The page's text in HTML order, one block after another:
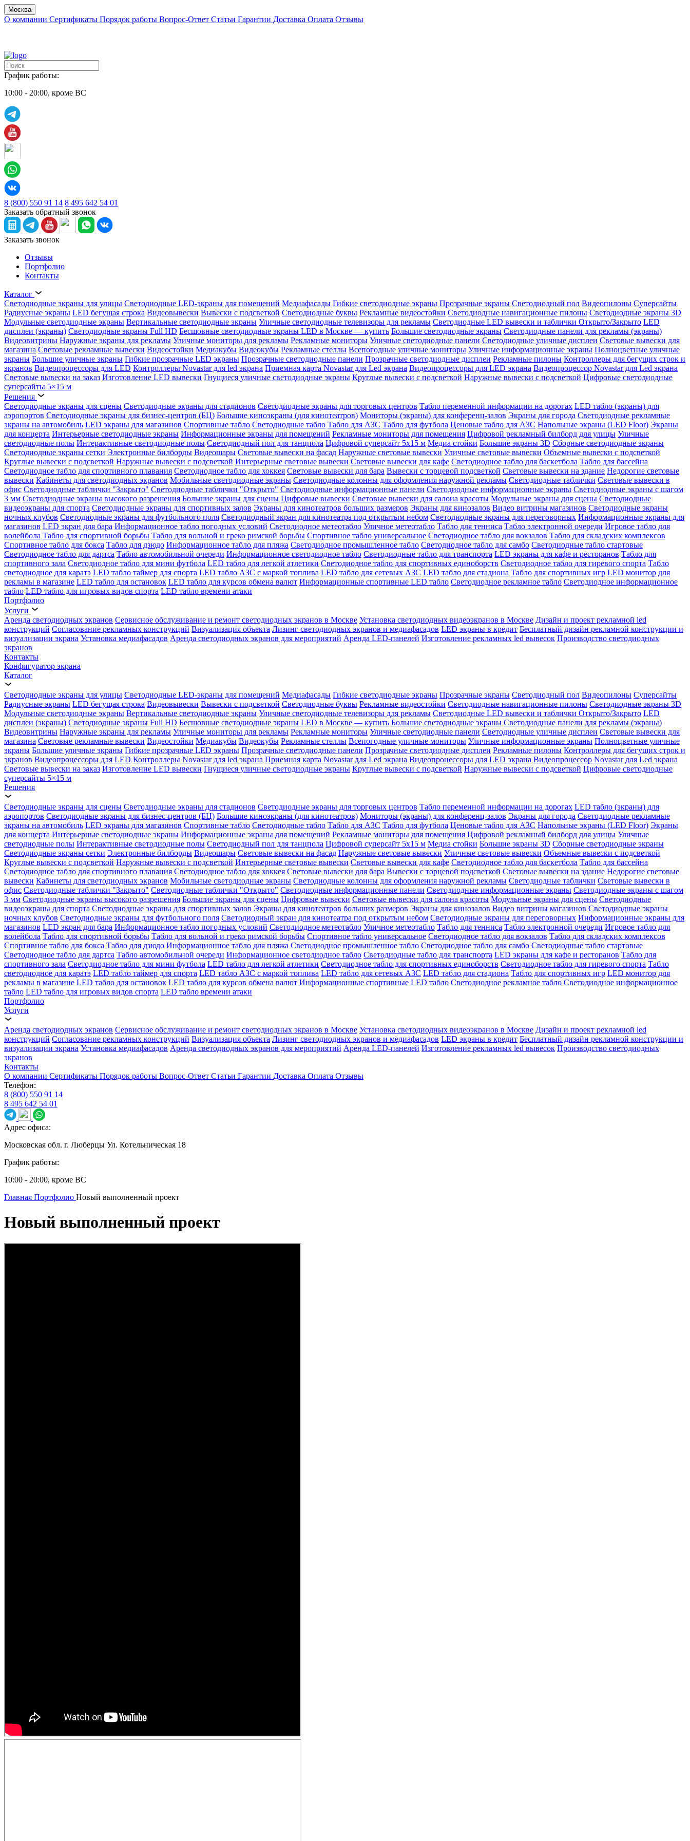
Москва
О компании Сертификаты Порядок работы Вопрос-Ответ Статьи Гарантии Доставка Оплата Отзывы
График работы:
10:00 - 20:00, кроме ВС
8 (800) 550 91 14 8 495 642 54 01
Заказать обратный звонок
Заказать звонок
Отзывы
Портфолио
Контакты
Каталог
Светодиодные экраны для улицы Светодиодные LED-экраны для помещений Медиафасады Гибкие светодиодные экраны Прозрачные экраны Светодиодный пол Видеопилоны Суперсайты
Радиусные экраны LED бегущая строка Видеовывески Вывески с подсветкой Светодиодные буквы Рекламные видеостойки Светодиодные навигационные пилоны Светодиодные экраны 3D
Модульные светодиодные экраны Вертикальные светодиодные экраны Уличные светодиодные телевизоры для рекламы Светодиодные LED вывески и таблички Открыто/Закрыто LED
дисплеи (экраны) Светодиодные экраны Full HD Бесшовные светодиодные экраны LED в Москве — купить Большие светодиодные экраны Светодиодные панели для рекламы (экраны)
Видеовитрины Наружные экраны для рекламы Уличные мониторы для рекламы Рекламные мониторы Уличные светодиодные панели Светодиодные уличные дисплеи Световые вывески для
магазина Световые рекламные вывески Видеостойки Медиакубы Видеокубы Рекламные стеллы Всепогодные уличные мониторы Уличные информационные экраны Полноцветные уличные
экраны Большие уличные экраны Гибкие прозрачные LED экраны Прозрачные светодиодные панели Прозрачные светодиодные дисплеи Рекламные пилоны Контроллеры для бегущих строк и
экранов Видеопроцессоры для LED Контроллеры Novastar для led экрана Приемная карта Novastar для Led экрана Видеопроцессоры для LED экрана Видеопроцессор Novastar для Led экрана
Световые вывески на заказ Изготовление LED вывески Гнущиеся уличные светодиодные экраны Круглые вывески с подсветкой Наружные вывески с подсветкой Цифровые светодиодные
суперсайты 5×15 м
Решения
Светодиодные экраны для сцены Светодиодные экраны для стадионов Светодиодные экраны для торговых центров Табло переменной информации на дорогах LED табло (экраны) для
аэропортов Светодиодные экраны для бизнес-центров (БЦ) Большие киноэкраны (для кинотеатров) Мониторы (экраны) для конференц-залов Экраны для города Светодиодные рекламные
экраны на автомобиль LED экраны для магазинов Спортивные табло Светодиодные табло Табло для АЗС Табло для футбола Ценовые табло для АЗС Напольные экраны (LED Floor) Экраны
для концерта Интерьерные светодиодные экраны Информационные экраны для помещений Рекламные мониторы для помещения Цифровой рекламный билборд для улицы Уличные
светодиодные полы Интерактивные светодиодные полы Светодиодный пол для танцпола Цифровой суперсайт 5х15 м Медиа стойки Большие экраны 3D Сборные светодиодные экраны
Светодиодные экраны сетки Электронные билборды Видеошары Световые вывески на фасад Наружные световые вывески Уличные световые вывески Объемные вывески с подсветкой
Круглые вывески с подсветкой Наружные вывески с подсветкой Интерьерные световые вывески Световые вывески для кафе Светодиодное табло для баскетбола Табло для бассейна
Светодиодное табло для спортивного плавания Светодиодное табло для хоккея Световые вывески для бара Вывески с торцевой подсветкой Световые вывески на здание Недорогие световые
вывески Кабинеты для светодиодных экранов Мобильные светодиодные экраны Светодиодные колонны для оформления наружной рекламы Светодиодные таблички Световые вывески в
офис Светодиодные таблички "Закрыто" Светодиодные таблички "Открыто" Светодиодные информационные панели Светодиодные информационные экраны Светодиодные экраны с шагом
3 мм Светодиодные экраны высокого разрешения Большие экраны для сцены Цифровые вывески Световые вывески для салона красоты Модульные экраны для сцены Светодиодные
видеоэкраны для спорта Светодиодные экраны для спортивных залов Экраны для кинотеатров больших размеров Экраны для кинозалов Видео витрины магазинов Светодиодные экраны
ночных клубов Светодиодные экраны для футбольного поля Светодиодный экран для кинотеатра под открытым небом Светодиодные экраны для переговорных Информационные экраны для
магазинов LED экран для бара Информационное табло погодных условий Светодиодное метеотабло Уличное метеотабло Табло для тенниса Табло электронной очереди Игровое табло для
волейбола Табло для спортивной борьбы Табло для вольной и греко римской борьбы Спортивное табло универсальное Светодиодное табло для вокзалов Табло для складских комплексов
Спортивное табло для бокса Табло для дзюдо Информационное табло для пляжа Светодиодное промышленное табло Светодиодное табло для самбо Светодиодные табло стартовые
Светодиодное табло для дартса Табло автомобильной очереди Информационное светодиодное табло Светодиодные табло для транспорта LED экраны для кафе и ресторанов Табло для
спортивного зала Светодиодное табло для мини футбола LED табло для легкой атлетики Светодиодное табло для спортивных единоборств Светодиодное табло для гиревого спорта Табло
светодиодное для каратэ LED табло таймер для спорта LED табло АЗС с маркой топлива LED табло для сетевых АЗС LED табло для стадиона Табло для спортивных игр LED монитор для
рекламы в магазине LED табло для остановок LED табло для курсов обмена валют Информационные спортивные LED табло Светодиодное рекламное табло Светодиодное информационное
табло LED табло для игровых видов спорта LED табло времени атаки
Портфолио
Услуги
Аренда светодиодных экранов Сервисное обслуживание и ремонт светодиодных экранов в Москве Установка светодиодных видеоэкранов в Москве Дизайн и проект рекламной led
конструкций Согласование рекламных конструкций Визуализация объекта Лизинг светодиодных экранов и медиафасадов LED экраны в кредит Бесплатный дизайн рекламной конструкции и
визуализации экрана Установка медиафасадов Аренда светодиодных экранов для мероприятий Аренда LED-панелей Изготовление рекламных led вывесок Производство светодиодных
экранов
Контакты
Конфигуратор экрана
Каталог
Светодиодные экраны для улицы Светодиодные LED-экраны для помещений Медиафасады Гибкие светодиодные экраны Прозрачные экраны Светодиодный пол Видеопилоны Суперсайты
Радиусные экраны LED бегущая строка Видеовывески Вывески с подсветкой Светодиодные буквы Рекламные видеостойки Светодиодные навигационные пилоны Светодиодные экраны 3D
Модульные светодиодные экраны Вертикальные светодиодные экраны Уличные светодиодные телевизоры для рекламы Светодиодные LED вывески и таблички Открыто/Закрыто LED
дисплеи (экраны) Светодиодные экраны Full HD Бесшовные светодиодные экраны LED в Москве — купить Большие светодиодные экраны Светодиодные панели для рекламы (экраны)
Видеовитрины Наружные экраны для рекламы Уличные мониторы для рекламы Рекламные мониторы Уличные светодиодные панели Светодиодные уличные дисплеи Световые вывески для
магазина Световые рекламные вывески Видеостойки Медиакубы Видеокубы Рекламные стеллы Всепогодные уличные мониторы Уличные информационные экраны Полноцветные уличные
экраны Большие уличные экраны Гибкие прозрачные LED экраны Прозрачные светодиодные панели Прозрачные светодиодные дисплеи Рекламные пилоны Контроллеры для бегущих строк и
экранов Видеопроцессоры для LED Контроллеры Novastar для led экрана Приемная карта Novastar для Led экрана Видеопроцессоры для LED экрана Видеопроцессор Novastar для Led экрана
Световые вывески на заказ Изготовление LED вывески Гнущиеся уличные светодиодные экраны Круглые вывески с подсветкой Наружные вывески с подсветкой Цифровые светодиодные
суперсайты 5×15 м
Решения
Светодиодные экраны для сцены Светодиодные экраны для стадионов Светодиодные экраны для торговых центров Табло переменной информации на дорогах LED табло (экраны) для
аэропортов Светодиодные экраны для бизнес-центров (БЦ) Большие киноэкраны (для кинотеатров) Мониторы (экраны) для конференц-залов Экраны для города Светодиодные рекламные
экраны на автомобиль LED экраны для магазинов Спортивные табло Светодиодные табло Табло для АЗС Табло для футбола Ценовые табло для АЗС Напольные экраны (LED Floor) Экраны
для концерта Интерьерные светодиодные экраны Информационные экраны для помещений Рекламные мониторы для помещения Цифровой рекламный билборд для улицы Уличные
светодиодные полы Интерактивные светодиодные полы Светодиодный пол для танцпола Цифровой суперсайт 5х15 м Медиа стойки Большие экраны 3D Сборные светодиодные экраны
Светодиодные экраны сетки Электронные билборды Видеошары Световые вывески на фасад Наружные световые вывески Уличные световые вывески Объемные вывески с подсветкой
Круглые вывески с подсветкой Наружные вывески с подсветкой Интерьерные световые вывески Световые вывески для кафе Светодиодное табло для баскетбола Табло для бассейна
Светодиодное табло для спортивного плавания Светодиодное табло для хоккея Световые вывески для бара Вывески с торцевой подсветкой Световые вывески на здание Недорогие световые
вывески Кабинеты для светодиодных экранов Мобильные светодиодные экраны Светодиодные колонны для оформления наружной рекламы Светодиодные таблички Световые вывески в
офис Светодиодные таблички "Закрыто" Светодиодные таблички "Открыто" Светодиодные информационные панели Светодиодные информационные экраны Светодиодные экраны с шагом
3 мм Светодиодные экраны высокого разрешения Большие экраны для сцены Цифровые вывески Световые вывески для салона красоты Модульные экраны для сцены Светодиодные
видеоэкраны для спорта Светодиодные экраны для спортивных залов Экраны для кинотеатров больших размеров Экраны для кинозалов Видео витрины магазинов Светодиодные экраны
ночных клубов Светодиодные экраны для футбольного поля Светодиодный экран для кинотеатра под открытым небом Светодиодные экраны для переговорных Информационные экраны для
магазинов LED экран для бара Информационное табло погодных условий Светодиодное метеотабло Уличное метеотабло Табло для тенниса Табло электронной очереди Игровое табло для
волейбола Табло для спортивной борьбы Табло для вольной и греко римской борьбы Спортивное табло универсальное Светодиодное табло для вокзалов Табло для складских комплексов
Спортивное табло для бокса Табло для дзюдо Информационное табло для пляжа Светодиодное промышленное табло Светодиодное табло для самбо Светодиодные табло стартовые
Светодиодное табло для дартса Табло автомобильной очереди Информационное светодиодное табло Светодиодные табло для транспорта LED экраны для кафе и ресторанов Табло для
спортивного зала Светодиодное табло для мини футбола LED табло для легкой атлетики Светодиодное табло для спортивных единоборств Светодиодное табло для гиревого спорта Табло
светодиодное для каратэ LED табло таймер для спорта LED табло АЗС с маркой топлива LED табло для сетевых АЗС LED табло для стадиона Табло для спортивных игр LED монитор для
рекламы в магазине LED табло для остановок LED табло для курсов обмена валют Информационные спортивные LED табло Светодиодное рекламное табло Светодиодное информационное
табло LED табло для игровых видов спорта LED табло времени атаки
Портфолио
Услуги
Аренда светодиодных экранов Сервисное обслуживание и ремонт светодиодных экранов в Москве Установка светодиодных видеоэкранов в Москве Дизайн и проект рекламной led
конструкций Согласование рекламных конструкций Визуализация объекта Лизинг светодиодных экранов и медиафасадов LED экраны в кредит Бесплатный дизайн рекламной конструкции и
визуализации экрана Установка медиафасадов Аренда светодиодных экранов для мероприятий Аренда LED-панелей Изготовление рекламных led вывесок Производство светодиодных
экранов
Контакты
О компании Сертификаты Порядок работы Вопрос-Ответ Статьи Гарантии Доставка Оплата Отзывы
Телефон:
8 (800) 550 91 14
8 495 642 54 01
Адрес офиса:
Московская обл. г. Люберцы Ул. Котельническая 18
График работы:
10:00 - 20:00, кроме ВС
Главная Портфолио Новый выполненный проект
Новый выполненный проект